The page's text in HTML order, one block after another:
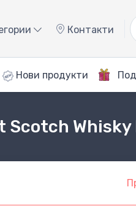
Контакти
Нови продукти
Whisky